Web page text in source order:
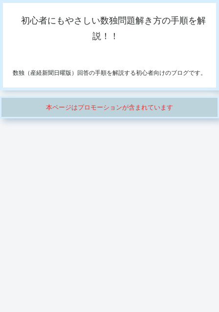
初心者にもやさしい数独問題解き方の手順を解
説！！
数独（産経新聞日曜版）回答の手順を解説する初心者向けのブログです。
本ページはプロモーションが含まれています